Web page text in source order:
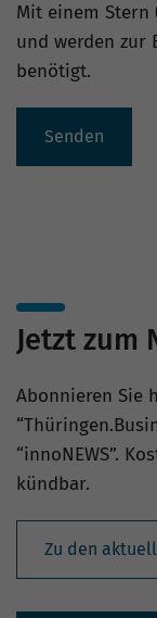
Mit einem
und werden zur
benötigt.
Senden
Jetzt zum
Abonnieren Sie
“innoNEWS”.
kündbar.
Zu den